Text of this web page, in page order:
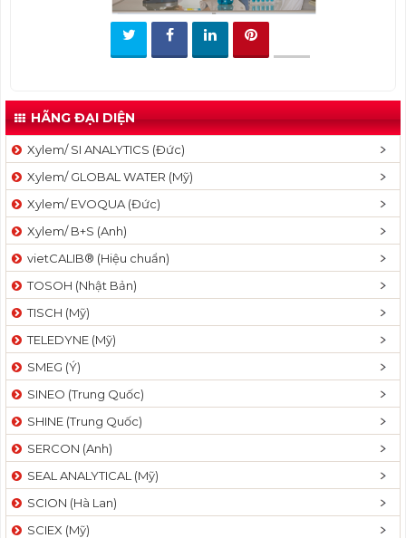
HÃNG ĐẠI DIỆN
Xylem/ SI ANALYTICS (Đức)
Xylem/ GLOBAL WATER (Mỹ)
Xylem/ EVOQUA (Đức)
Xylem/ B+S (Anh)
vietCALIB® (Hiệu chuẩn)
TOSOH (Nhật Bản)
TISCH (Mỹ)
TELEDYNE (Mỹ)
SMEG (Ý)
SINEO (Trung Quốc)
SHINE (Trung Quốc)
SERCON (Anh)
SEAL ANALYTICAL (Mỹ)
SCION (Hà Lan)
SCIEX (Mỹ)